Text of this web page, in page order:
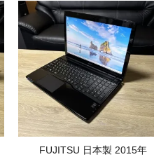
FUJITSU 日本製 2015年